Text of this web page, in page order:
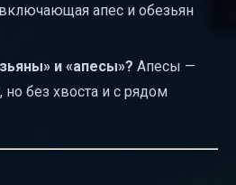
апес и обезьян
и «апесы»? Апесы —
но без хвоста и с рядом